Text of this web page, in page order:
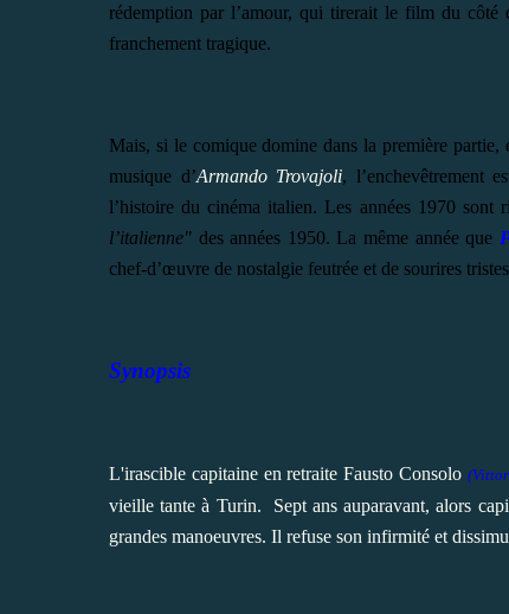
rédemption par l’amour, qui tirerait le film du côté
franchement tragique.
Mais, si le comique domine dans la première
musique d’Armando Trovajoli, l’enchevêtrement
l’histoire du cinéma italien. Les années 1970
l’italienne" des années 1950. La même année que
chef-d’œuvre de nostalgie feutrée et de sourires
Synopsis
L'irascible capitaine en retraite Fausto Consolo
vieille tante à Turin.
Sept ans auparavant, alors
grandes manoeuvres. Il refuse son infirmité et